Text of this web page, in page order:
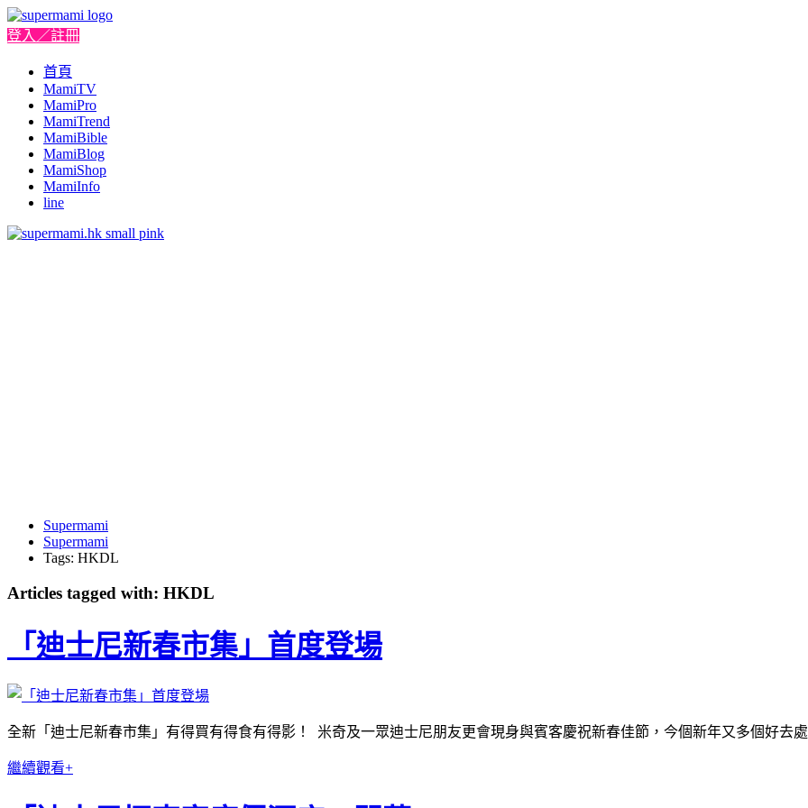
登入／註冊
首頁
MamiTV
MamiPro
MamiTrend
MamiBible
MamiBlog
MamiShop
MamiInfo
line
Supermami
Supermami
Tags: HKDL
Articles tagged with: HKDL
「迪士尼新春市集」首度登場
全新「迪士尼新春市集」有得買有得食有得影！ 米奇及一眾迪士尼朋友更會現身與賓客慶祝新春佳節，今個新年又多個好
繼續觀看+